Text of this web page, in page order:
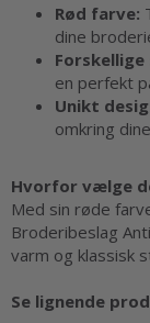
Rød farve:
dine
en perfekt
Unikt
omkring
Hvorfor vælge
Med sin røde
Broderibeslag
varm og klassisk
Se lignende